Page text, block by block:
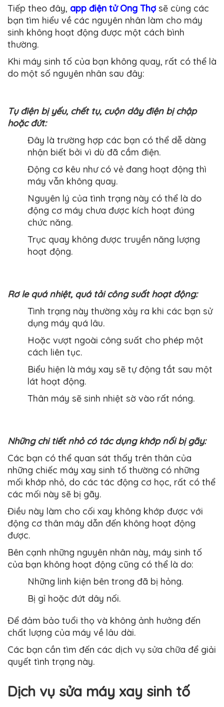
Tiếp theo đây, app điện tử Ong Thợ sẽ cùng các
bạn tìm hiểu về các nguyên nhân làm cho máy
sinh không hoạt động được một cách bình
thường.
Khi máy sinh tố của bạn không quay, rất có thể là
do một số nguyên nhân sau đây:
Tụ điện bị yếu, chết tụ, cuộn dây điện bị chập
hoặc đứt:
Đây là trường hợp các bạn có thể dễ dàng
nhận biết bởi vì dù đã cắm điện.
Động cơ kêu như có vẻ đang hoạt động thì
máy vẫn không quay.
Nguyên lý của tình trạng này có thể là do
động cơ máy chưa được kích hoạt đúng
chức năng.
Trục quay không được truyền năng lượng
hoạt động.
Rơ le quá nhiệt, quá tải công suất hoạt động:
Tình trạng này thường xảy ra khi các bạn sử
dụng máy quá lâu.
Hoặc vượt ngoài công suất cho phép một
cách liên tục.
Biểu hiện là máy xay sẽ tự động tắt sau một
lát hoạt động.
Thân máy sẽ sinh nhiệt sờ vào rất nóng.
Những chi tiết nhỏ có tác dụng khớp nối bị gãy:
Các bạn có thể quan sát thấy trên thân của
những chiếc máy xay sinh tố thường có những
mối khớp nhỏ, do các tác động cơ học, rất có thể
các mối này sẽ bị gãy.
Điều này làm cho cối xay không khớp được với
động cơ thân máy dẫn đến không hoạt động
được.
Bên cạnh những nguyên nhân này, máy sinh tố
của bạn không hoạt động cũng có thể là do:
Những linh kiện bên trong đã bị hỏng.
Bị gỉ hoặc đứt dây nối.
Để đảm bảo tuổi thọ và không ảnh hưởng đến
chất lượng của máy về lâu dài.
Các bạn cần tìm đến các dịch vụ sửa chữa để giải
quyết tình trạng này.
Dịch vụ sửa máy xay sinh tố